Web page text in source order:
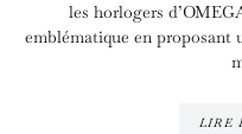
les horlogers
emblématique en proposant
LIRE